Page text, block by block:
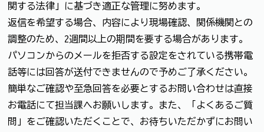
関する法律」に基づき適正な管理に努めます。
返信を希望する場合、内容により現場確認、関係機関との
調整のため、2週間以上の期間を要する場合があります。
パソコンからのメールを拒否する設定をされている携帯電
話等には回答が送付できませんので予めご了承ください。
簡単なご確認や至急回答を必要とするお問い合わせは直接
お電話にて担当課へお願いします。また、「よくあるご質
問」をご確認いただくことで、お待ちいただかずにお問い